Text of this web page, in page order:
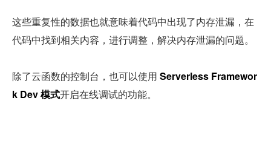
这些重复性的数据也就意味着代码中出现了内存泄漏，在
代码中找到相关内容，进行调整，解决内存泄漏的问题。
除了云函数的控制台，也可以使用 Serverless Framewor
k Dev 模式开启在线调试的功能。